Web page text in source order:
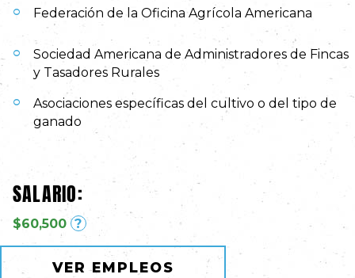
Federación de la Oficina Agrícola Americana
Sociedad Americana de Administradores de Fincas
y Tasadores Rurales
Asociaciones específicas del cultivo o del tipo de
ganado
SALARIO:
$60,500 ?
VER EMPLEOS